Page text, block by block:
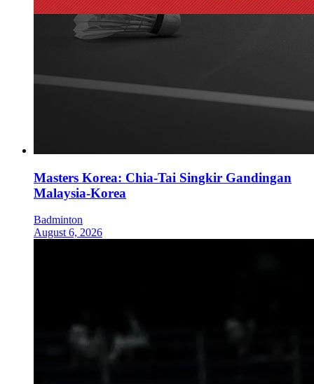
Masters Korea: Chia-Tai Singkir Gandingan
Malaysia-Korea
Badminton
August 6, 2026